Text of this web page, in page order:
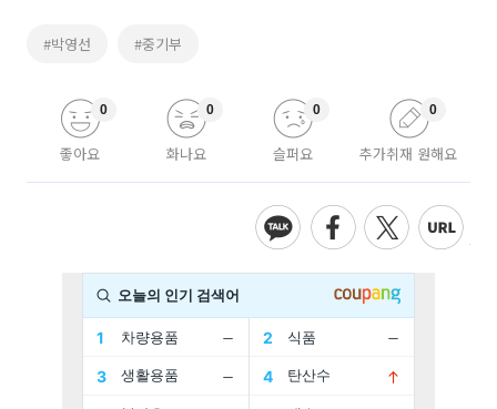
#박영선 #중기부
좋아요
0
화나요
0
슬퍼요
0
추가취재 원해요
0